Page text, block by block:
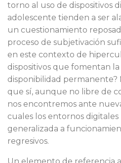
torno al uso de dispositivos
adolescente tienden a ser
un cuestionamiento
proceso de subjetivación
en este contexto de
dispositivos que fomentan
disponibilidad permanente?
que sí, aunque no libre de
nos encontremos ante
cuales los entornos
generalizada a
regresivos.